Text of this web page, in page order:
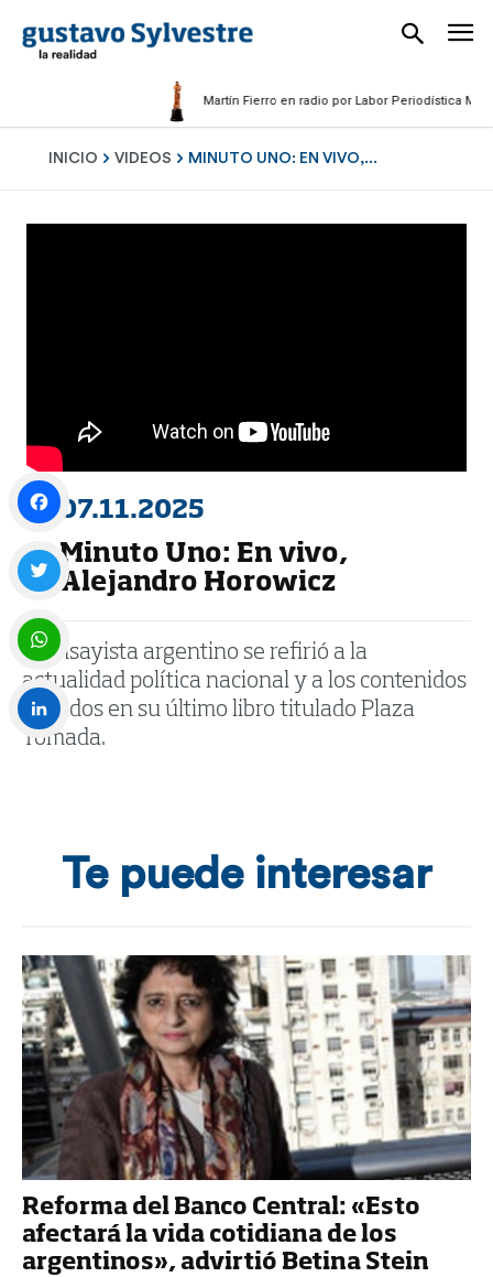
Martín Fierro en radio por Labor Periodística
INICIO VIDEOS MINUTO UNO: EN VIVO,...
07.11.2025
Minuto Uno: En vivo,
Alejandro Horowicz
El ensayista argentino se refirió a la
actualidad política nacional y a los contenidos
vertidos en su último libro titulado Plaza
Tomada.
Te puede interesar
Reforma del Banco Central: «Esto
afectará la vida cotidiana de los
argentinos», advirtió Betina Stein
Facebook
Twitter
WhatsApp